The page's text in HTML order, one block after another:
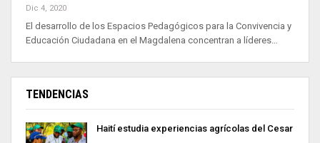
Dic 4, 2020
El desarrollo de los Espacios Pedagógicos para la Convivencia y
Educación Ciudadana en el Magdalena concentran a líderes…
TENDENCIAS
Haití estudia experiencias agrícolas del Cesar